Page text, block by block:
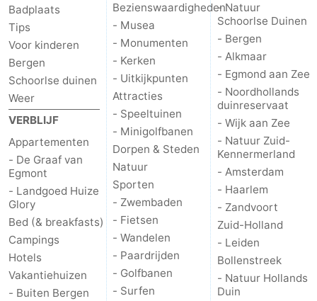
Speeltuinen
-
Minigolfbanen
Dorpen
&
Steden
Natuur
Sporten
-
Zwembaden
-
Fietsen
-
Wandelen
-
Paardrijden
-
Badplaats
Tips
Voor kinderen
Bergen
Schoorlse duinen
Weer
VERBLIJF
Appartementen
- De Graaf van
Egmont
- Landgoed Huize
Glory
Bed (& breakfasts)
Campings
Hotels
Vakantiehuizen
- Buiten Bergen
Bezienswaardigheden
- Musea
- Monumenten
- Kerken
- Uitkijkpunten
Attracties
- Speeltuinen
- Minigolfbanen
Dorpen & Steden
Natuur
Sporten
- Zwembaden
- Fietsen
- Wandelen
- Paardrijden
- Golfbanen
- Surfen
- Natuur
Schoorlse Duinen
- Bergen
- Alkmaar
- Egmond aan Zee
- Noordhollands
duinreservaat
- Wijk aan Zee
- Natuur Zuid-
Kennermerland
- Amsterdam
- Haarlem
- Zandvoort
Zuid-Holland
- Leiden
Bollenstreek
- Natuur Hollands
Duin